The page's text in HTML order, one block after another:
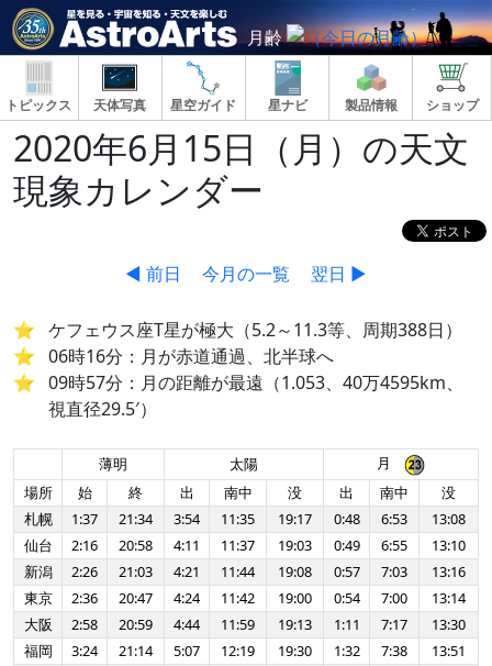
月齢
トピックス 天体写真 星空ガイド 星ナビ 製品情報 ショップ
2020年6月15日（月）の天文
現象カレンダー
◀ 前日 今月の一覧 翌日 ▶
ケフェウス座T星が極大（5.2～11.3等、周期388日）
06時16分：月が赤道通過、北半球へ
09時57分：月の距離が最遠（1.053、40万4595km、
視直径29.5′）
薄明 太陽
月
場所
始 終 出 南中 没 出 南中
没
札幌
1:37 21:34 3:54 11:35 19:17 0:48 6:53
13:08
仙台
2:16 20:58 4:11 11:37 19:03 0:49 6:55
13:10
新潟
2:26 21:03 4:21 11:44 19:08 0:57 7:03
13:16
東京
2:36 20:47 4:24 11:42 19:00 0:54 7:00
13:14
大阪
2:58 20:59 4:44 11:59 19:13 1:11 7:17
13:30
福岡
3:24 21:14 5:07 12:19 19:30 1:32 7:38
13:51